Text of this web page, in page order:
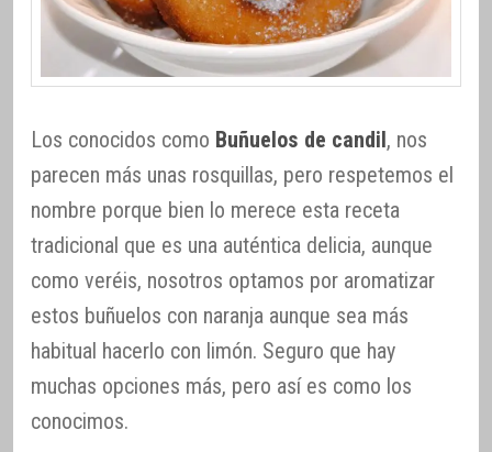
Los conocidos como Buñuelos de candil, nos
parecen más unas rosquillas, pero respetemos el
nombre porque bien lo merece esta receta
tradicional que es una auténtica delicia, aunque
como veréis, nosotros optamos por aromatizar
estos buñuelos con naranja aunque sea más
habitual hacerlo con limón. Seguro que hay
muchas opciones más, pero así es como los
conocimos.